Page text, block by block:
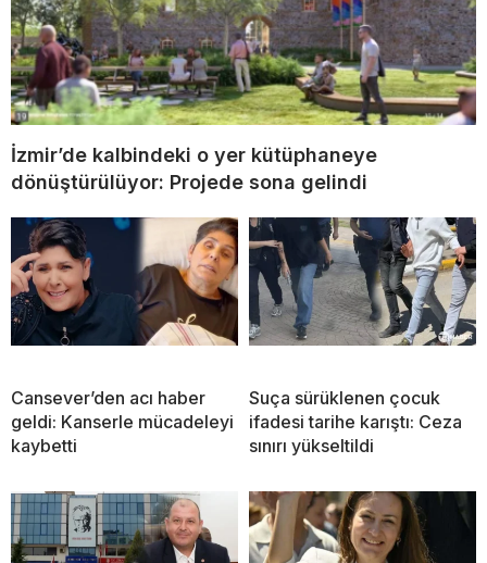
İzmir’de kalbindeki o yer kütüphaneye
dönüştürülüyor: Projede sona gelindi
Cansever’den acı haber
geldi: Kanserle mücadeleyi
kaybetti
Suça sürüklenen çocuk
ifadesi tarihe karıştı: Ceza
sınırı yükseltildi